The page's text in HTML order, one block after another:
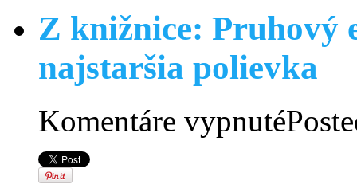
Z knižnice: Pruhový
najstaršia polievka
Komentáre vypnuténa
Z